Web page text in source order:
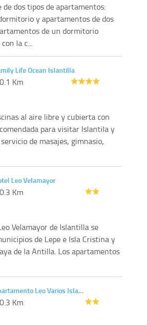
de dos tipos de apartamentos:
y apartamentos de dos
de un dormitorio
la c...
Life Ocean Islantilla
Km
al aire libre y cubierta con
para visitar Islantila y
de masajes, gimnasio,
Leo Velamayor
Km
Velamayor de Islantilla se
de Lepe e Isla Cristina y
de la Antilla. Los apartamentos
Leo Varios Isla…
Km